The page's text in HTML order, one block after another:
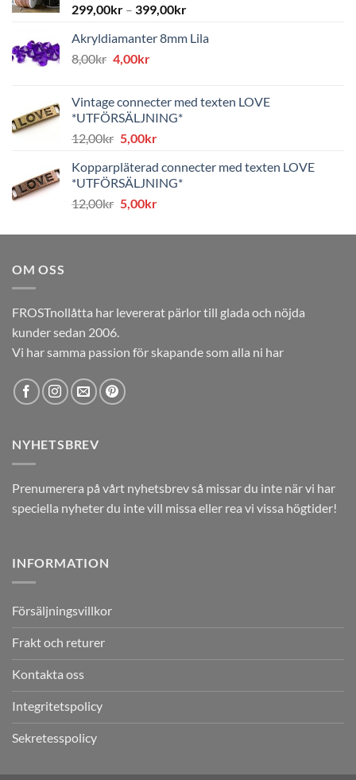
299,00kr – 399,00kr
Akryldiamanter 8mm Lila
8,00kr Det
var:
8,00kr.
4,00krDet
är:
4,00kr.
Vintage connecter med texten LOVE
*UTFÖRSÄLJNING*
12,00kr Det
priset
var:
12,00kr.
5,00krDet
priset
är:
5,00kr.
Kopparpläterad connecter med texten LOVE
*UTFÖRSÄLJNING*
12,00kr Det
priset
5,00krDet
priset
OM OSS
FROSTnollåtta har levererat pärlor till glada och nöjda
kunder sedan 2006.
Vi har samma passion för skapande som alla ni har
NYHETSBREV
Prenumerera på vårt nyhetsbrev så missar du inte när vi har
speciella nyheter du inte vill missa eller rea vi vissa högtider!
INFORMATION
Försäljningsvillkor
Frakt och returer
Kontakta oss
Integritetspolicy
Sekretesspolicy